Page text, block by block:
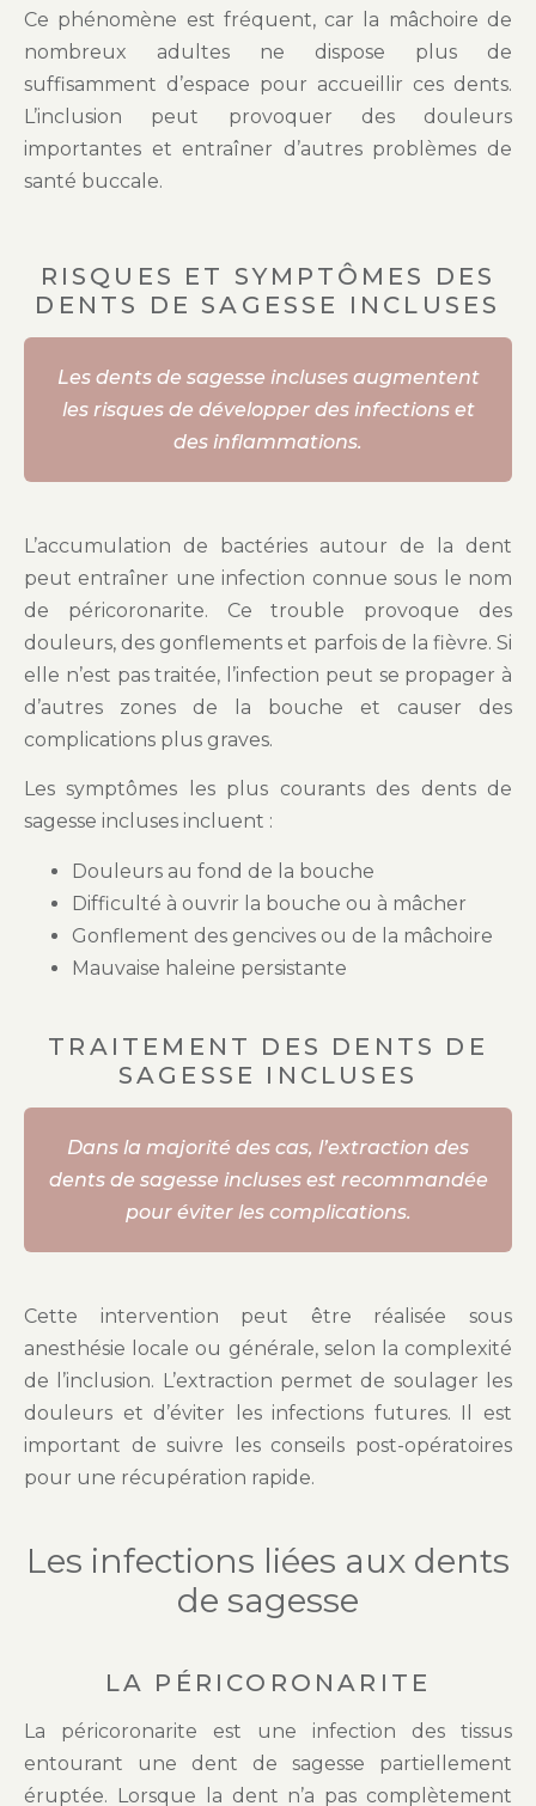
Ce phénomène est fréquent, car la mâchoire de
nombreux adultes ne dispose plus de
suffisamment d’espace pour accueillir ces dents.
L’inclusion peut provoquer des douleurs
importantes et entraîner d’autres problèmes de
santé buccale.
RISQUES ET SYMPTÔMES DES
DENTS DE SAGESSE INCLUSES
Les dents de sagesse incluses augmentent
les risques de développer des infections et
des inflammations.
L’accumulation de bactéries autour de la dent
peut entraîner une infection connue sous le nom
de péricoronarite. Ce trouble provoque des
douleurs, des gonflements et parfois de la fièvre. Si
elle n’est pas traitée, l’infection peut se propager à
d’autres zones de la bouche et causer des
complications plus graves.
Les symptômes les plus courants des dents de
sagesse incluses incluent :
Douleurs au fond de la bouche
Difficulté à ouvrir la bouche ou à mâcher
Gonflement des gencives ou de la mâchoire
Mauvaise haleine persistante
TRAITEMENT DES DENTS DE
SAGESSE INCLUSES
Dans la majorité des cas, l’extraction des
dents de sagesse incluses est recommandée
pour éviter les complications.
Cette intervention peut être réalisée sous
anesthésie locale ou générale, selon la complexité
de l’inclusion. L’extraction permet de soulager les
douleurs et d’éviter les infections futures. Il est
important de suivre les conseils post-opératoires
pour une récupération rapide.
Les infections liées aux dents
de sagesse
LA PÉRICORONARITE
La péricoronarite est une infection des tissus
entourant une dent de sagesse partiellement
éruptée. Lorsque la dent n’a pas complètement